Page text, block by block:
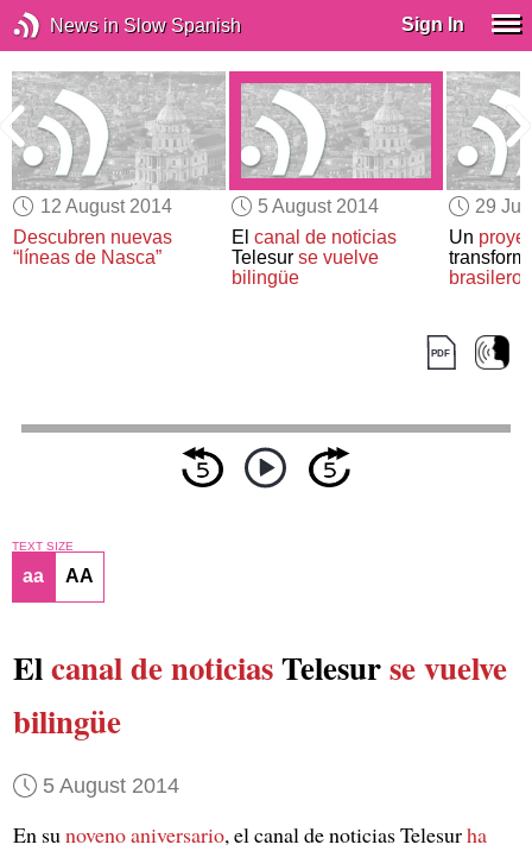
News in Slow Spanish Sign In
12 August 2014
Descubren nuevas
“líneas de Nasca”
5 August 2014
El canal de noticias
Telesur se vuelve
bilingüe
29
Un
brasileros
TEXT SIZE
aa AA
Elcanal de noticiasTelesurse vuelve
bilingüe
5 August 2014
En sunoveno aniversario, el canal de noticias Telesurha